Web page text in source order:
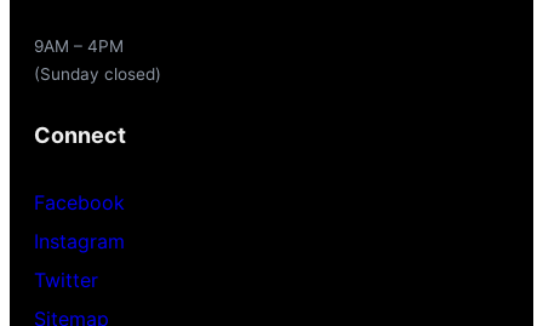
9AM – 4PM
(Sunday closed)
Connect
Facebook
Instagram
Twitter
Sitemap